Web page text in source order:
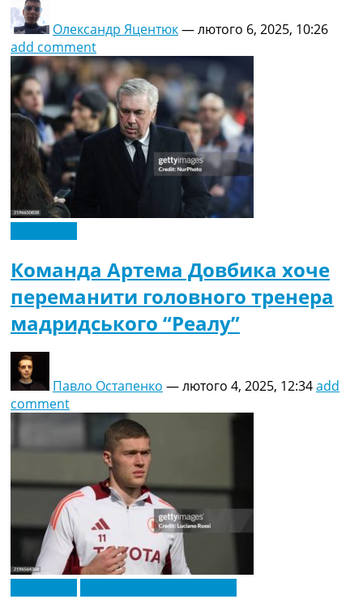
Олександр Яцентюк—лютого 6, 2025, 10:26
add comment
Команда Артема Довбика хоче
переманити головного тренера
мадридського “Реалу”
Павло Остапенко —лютого 4, 2025, 12:34add
comment